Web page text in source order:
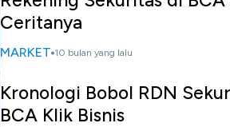
Ceritanya
MARKET 10 bulan yang lalu
Kronologi Bobol RDN
BCA Klik Bisnis